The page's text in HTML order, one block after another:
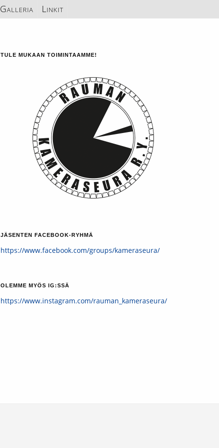
Galleria Linkit
TULE MUKAAN TOIMINTAAMME!
JÄSENTEN FACEBOOK-RYHMÄ
https://www.facebook.com/groups/kameraseura/
OLEMME MYÖS IG:SSÄ
https://www.instagram.com/rauman_kameraseura/